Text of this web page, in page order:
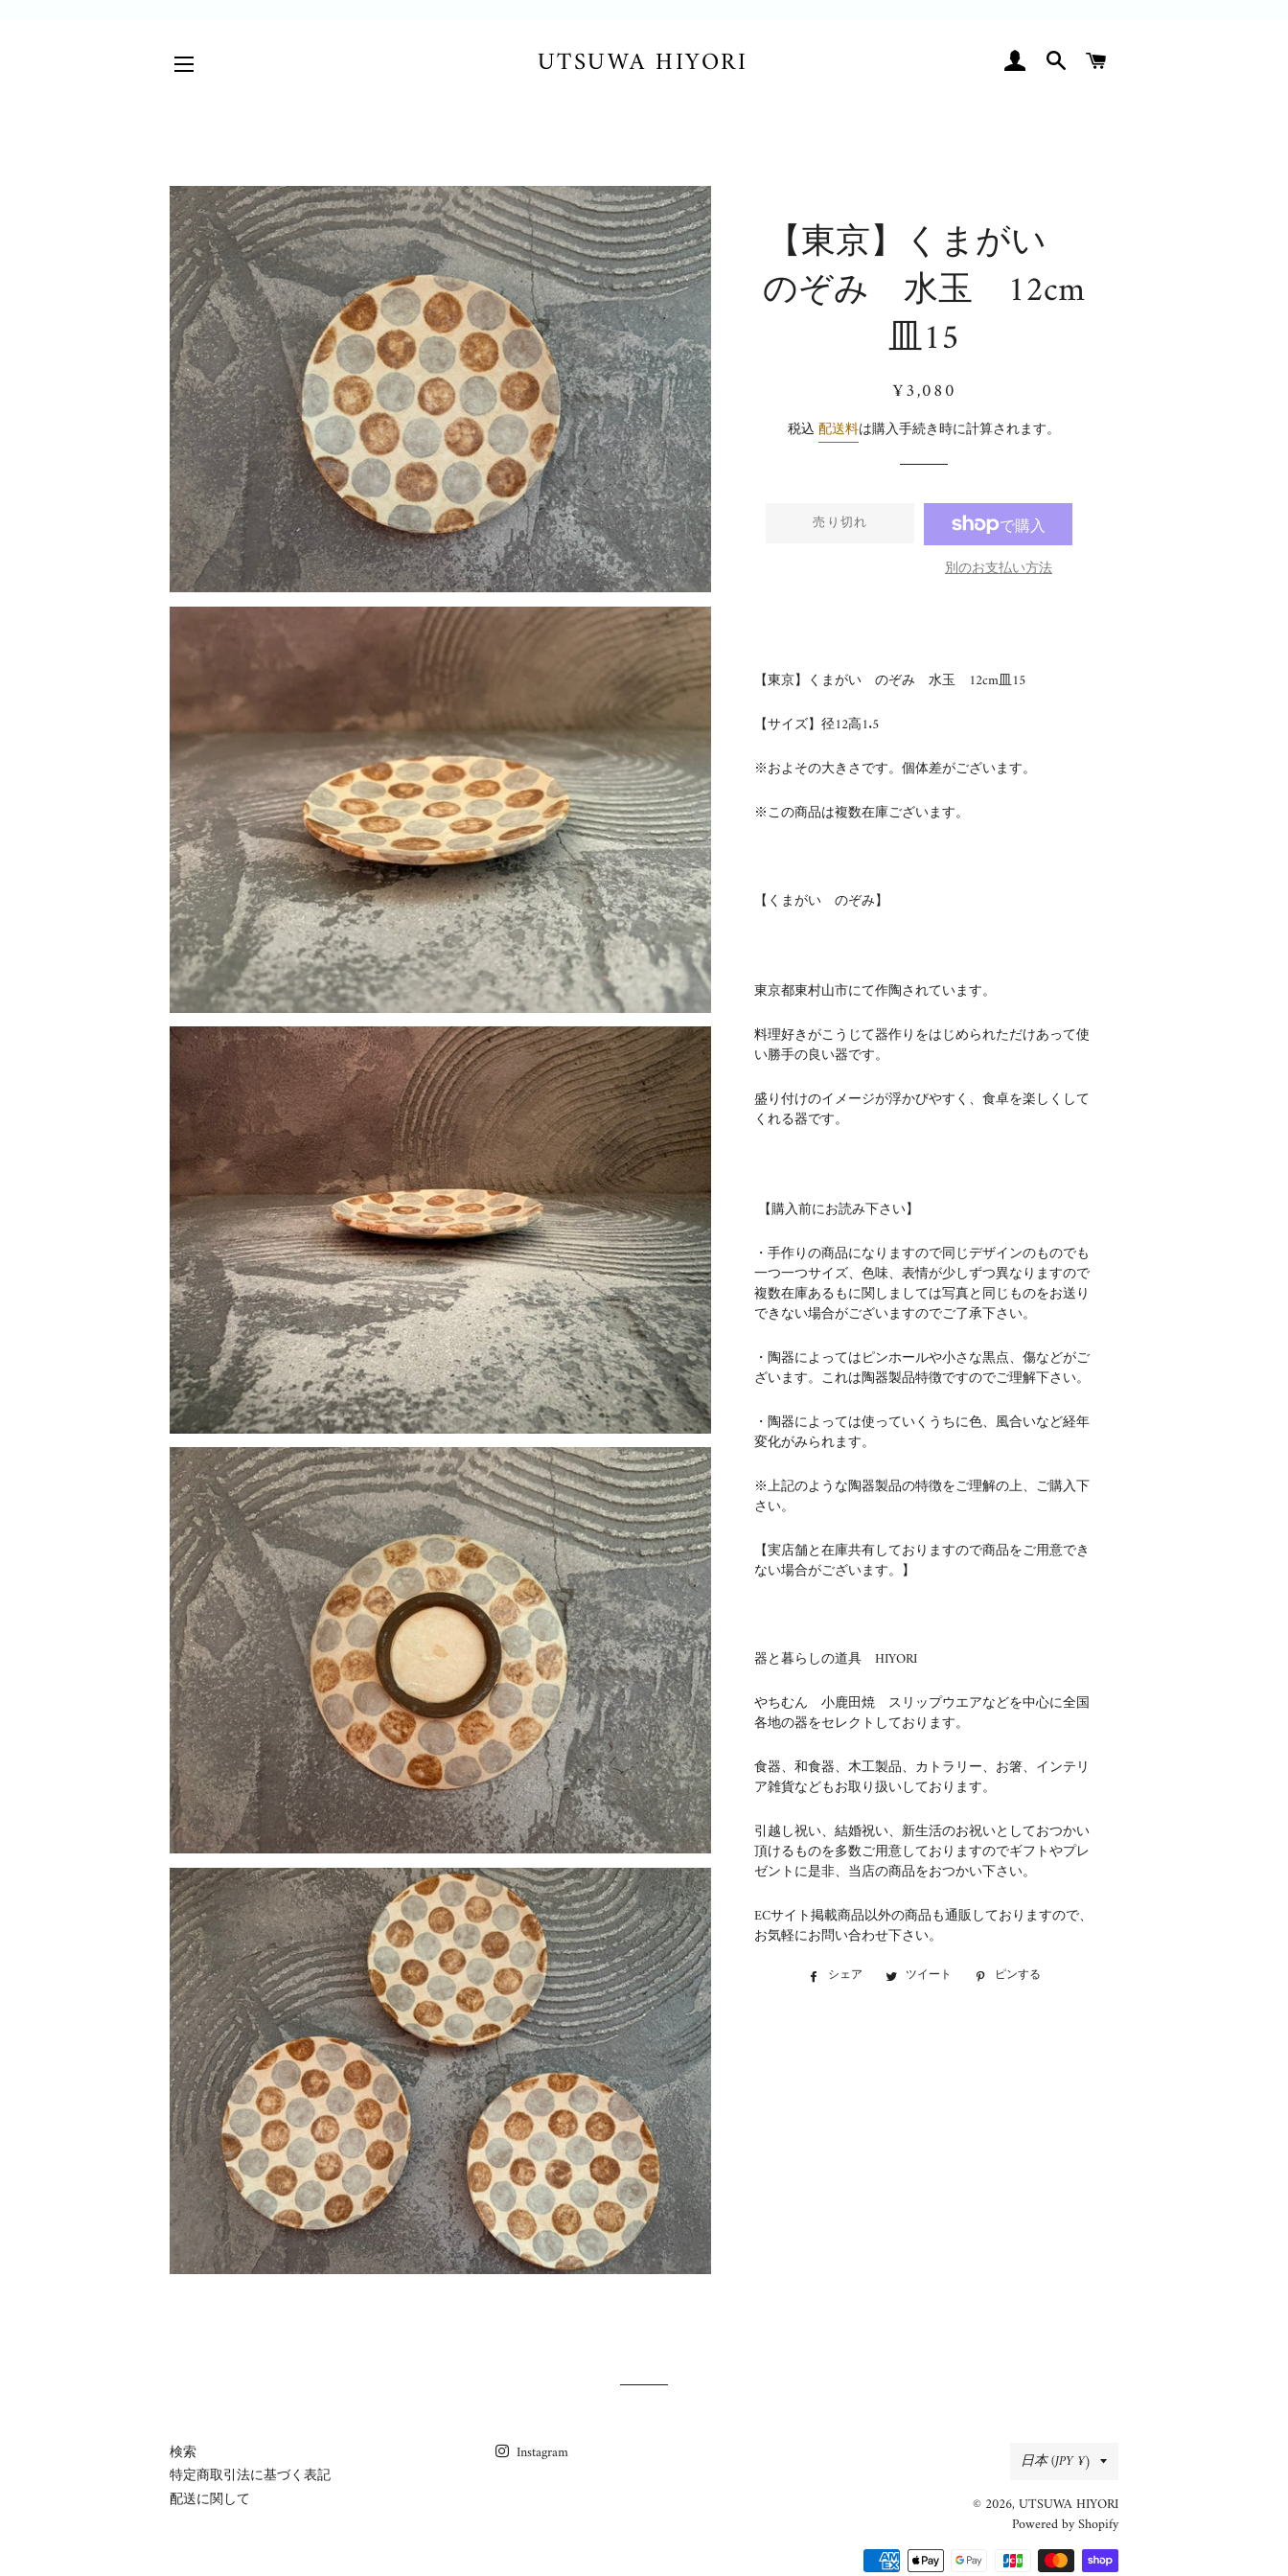
UTSUWA HIYORI ログイン検索
【東京】くまがい
のぞみ 水玉 12cm
皿15
通
価
販
価
¥3,080
税込配送料は購入手続き時に計算されます。
売り切れ
別のお支払い方法
【東京】くまがい のぞみ 水玉 12cm皿15
【サイズ】 径12高1.5
※およその大きさです。個体差がございます。
※この商品は複数在庫ございます。
【くまがい のぞみ】
東京都東村山市にて作陶されています。
料理好きがこうじて器作りをはじめられただけあって使
い勝手の良い器です。
盛り付けのイメージが浮かびやすく、食卓を楽しくして
くれる器です。
【購入前にお読み下さい】
・手作りの商品になりますので同じデザインのものでも
一つ一つサイズ、色味、表情が少しずつ異なりますので
複数在庫あるもに関しましては写真と同じものをお送り
できない場合がございますのでご了承下さい。
・陶器によってはピンホールや小さな黒点、傷などがご
ざいます。これは陶器製品特徴ですのでご理解下さい。
・陶器によっては使っていくうちに色、風合いなど経年
変化がみられます。
※上記のような陶器製品の特徴をご理解の上、ご購入下
さい。
【実店舗と在庫共有しておりますので商品をご用意でき
ない場合がございます。】
器と暮らしの道具 HIYORI
やちむん 小鹿田焼 スリップウエアなどを中心に全国
各地の器をセレクトしております。
食器、和食器、木工製品、カトラリー、お箸、インテリ
ア雑貨などもお取り扱いしております。
引越し祝い、結婚祝い、新生活のお祝いとしておつかい
頂けるものを多数ご用意しておりますのでギフトやプレ
ゼントに是非、当店の商品をおつかい下さい。
ECサイト掲載商品以外の商品も通販しておりますので、
お気軽にお問い合わせ下さい。
シェア
Facebookツイート
Twitter ピンする
検索
特定商取引法に基づく表記
配送に関して
Instagram 国/
地
域
日本 (JPY ¥)
© 2026, UTSUWA HIYORI
Powered by Shopify
決